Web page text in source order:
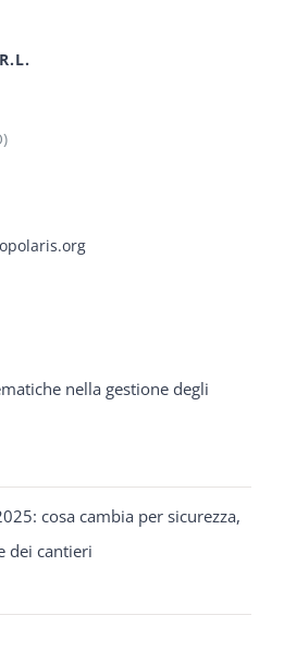
nella gestione degli
cosa cambia per sicurezza,
dei cantieri